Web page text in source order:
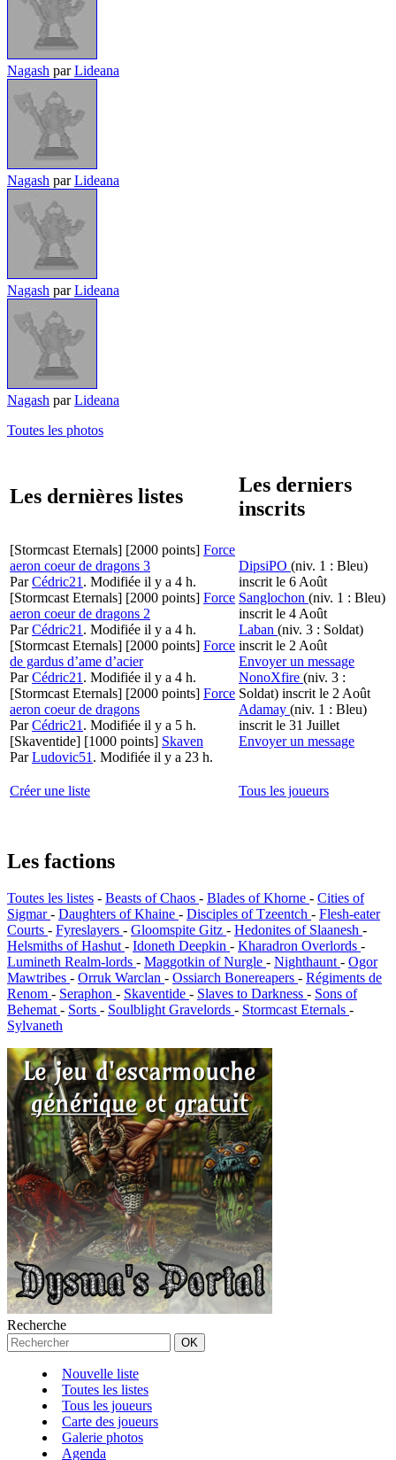
Nagash parLideana
Nagash parLideana
Nagash parLideana
Nagash parLideana
Toutes les photos
Les dernières listes
Les derniers
inscrits
[Stormcast Eternals] [2000 points] Force
aeron coeur de dragons 3
ParCédric21 . Modifiée il y a 4 h.
[Stormcast Eternals] [2000 points] Force
aeron coeur de dragons 2
ParCédric21 . Modifiée il y a 4 h.
[Stormcast Eternals] [2000 points] Force
de gardus d’ame d’acier
ParCédric21 . Modifiée il y a 4 h.
[Stormcast Eternals] [2000 points] Force
aeron coeur de dragons
ParCédric21 . Modifiée il y a 5 h.
[Skaventide] [1000 points] Skaven
ParLudovic51 . Modifiée il y a 23 h.
DipsiPO (niv. 1 : Bleu)
inscrit le 6 Août
Sanglochon (niv. 1 : Bleu)
inscrit le 4 Août
Laban (niv. 3 : Soldat)
inscrit le 2 Août
Envoyer un message
NonoXfire (niv. 3 :
Soldat) inscrit le 2 Août
Adamay (niv. 1 : Bleu)
inscrit le 31 Juillet
Envoyer un message
Créer une liste Tous les joueurs
Les factions
Toutes les listes - Beasts of Chaos - Blades of Khorne - Cities of
Sigmar- Daughters of Khaine - Disciples of Tzeentch - Flesh-eater
Courts - Fyreslayers - Gloomspite Gitz - Hedonites of Slaanesh -
Helsmiths of Hashut- Idoneth Deepkin - Kharadron Overlords -
Lumineth Realm-lords - Maggotkin of Nurgle - Nighthaunt- Ogor
Mawtribes - Orruk Warclan - Ossiarch Bonereapers - Régiments de
Renom - Seraphon - Skaventide - Slaves to Darkness - Sons of
Behemat- Sorts - Soulblight Gravelords - Stormcast Eternals -
Sylvaneth
Recherche
Nouvelle liste
Toutes les listes
Tous les joueurs
Carte des joueurs
Galerie photos
Agenda